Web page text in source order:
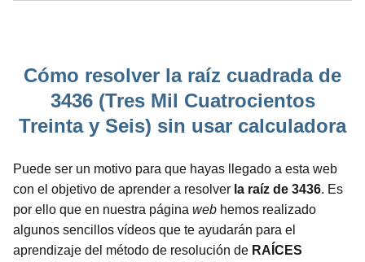
Cómo resolver la raíz cuadrada de
3436 (Tres Mil Cuatrocientos
Treinta y Seis) sin usar calculadora
Puede ser un motivo para que hayas llegado a esta web
con el objetivo de aprender a resolver la raíz de 3436. Es
por ello que en nuestra página web hemos realizado
algunos sencillos vídeos que te ayudarán para el
aprendizaje del método de resolución de RAÍCES